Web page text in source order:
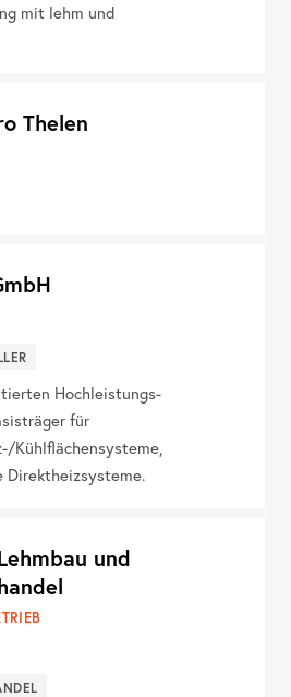
mit lehm und
Thelen
Hochleistungs-
für
Kühlflächensysteme,
Direktheizsysteme.
und